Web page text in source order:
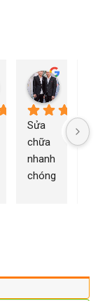
My Nguyễn
1 năm trước
Sửa
chữa
nhanh
chóng
đây
n